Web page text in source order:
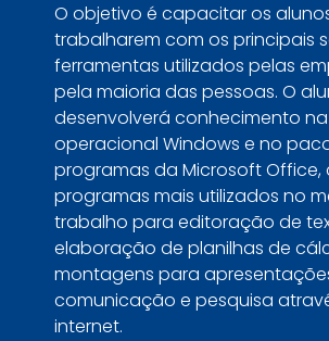
O objetivo é capacitar os
trabalharem com os principais
ferramentas utilizados pelas
pela maioria das pessoas. O
desenvolverá conhecimento
operacional Windows e no
programas da Microsoft Office,
programas mais utilizados no
trabalho para editoração de
elaboração de planilhas de
montagens para
comunicação e pesquisa
internet.